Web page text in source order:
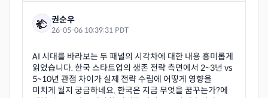
권순우
26-05-06 10:39:31 PDT
AI 시대를 바라보는 두 패널의 시각차에 대한 내용 흥미롭게
읽었습니다. 한국 스타트업의 생존 전략 측면에서 2~3년 vs
5~10년 관점 차이가 실제 전략 수립에 어떻게 영향을
미치게 될지 궁금하네요. 한국은 지금 무엇을 꿈꾸는가?에